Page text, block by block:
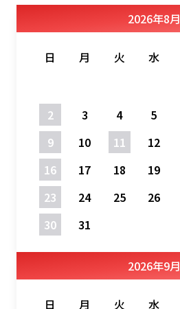
2026年8月
日 月 火 水
2
3 4 5
9
10 11 12
16
17 18 19
23
24 25 26
30
31
2026年9月
日 月 火 水